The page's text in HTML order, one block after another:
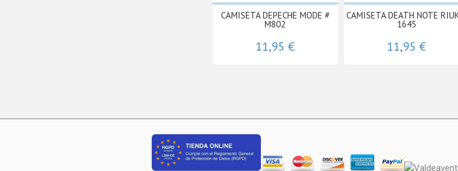
CAMISETA DEPECHE MODE #
M802
11,95 €
CAMISETA DEATH NOTE
1645
11,95 €